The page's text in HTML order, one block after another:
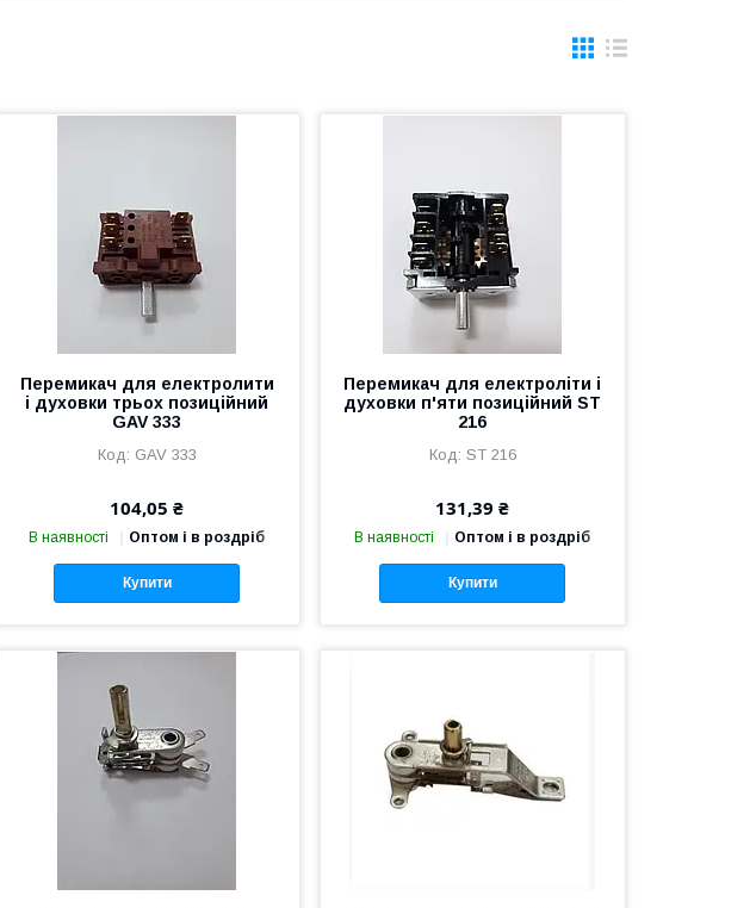
Перемикач для електролити
і духовки трьох позиційний
GAV 333
GAV 333
104,05 ₴
В наявності Оптом і в роздріб
Купити
Перемикач для електроліти і
духовки п'яти позиційний ST
216
ST 216
131,39 ₴
В наявності Оптом і в роздріб
Купити